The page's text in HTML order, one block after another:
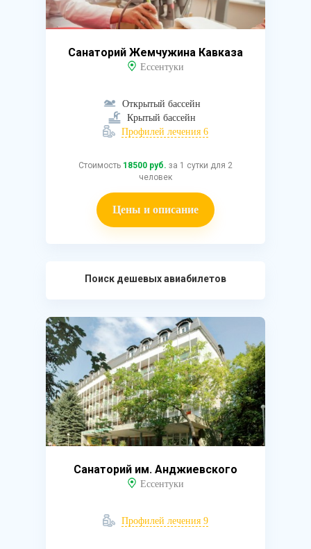
Санаторий Жемчужина Кавказа
Ессентуки
Открытый бассейн
Крытый бассейн
Профилей лечения 6
Стоимость 18500 руб. за 1 сутки для 2
человек
Цены и описание
Поиск дешевых авиабилетов
Санаторий им. Анджиевского
Ессентуки
Профилей лечения 9